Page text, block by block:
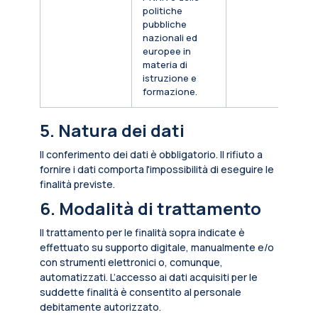
politiche
pubbliche
nazionali ed
europee in
materia di
istruzione e
formazione.
5. Natura dei dati
Il conferimento dei dati è obbligatorio. Il rifiuto a
fornire i dati comporta l'impossibilità di eseguire le
finalità previste.
6. Modalità di trattamento
Il trattamento per le finalità sopra indicate è
effettuato su supporto digitale, manualmente e/o
con strumenti elettronici o, comunque,
automatizzati. L’accesso ai dati acquisiti per le
suddette finalità è consentito al personale
debitamente autorizzato.